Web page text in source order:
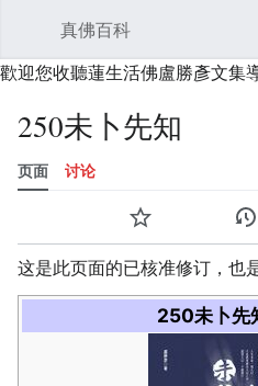
真佛百科
歡迎您收聽蓮生活佛盧勝彥文集
250未卜先知
页面 讨论
监视 历史
这是此页面的已核准修订，也
250未卜先